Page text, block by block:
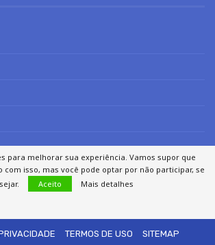
TERMOS DE USO SITEMAP
para melhorar sua experiência. Vamos supor que
com isso, mas você pode optar por não participar, se
Aceito Mais detalhes